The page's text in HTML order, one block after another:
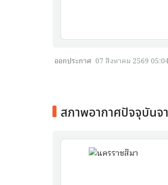
ออกประกาศ 07 สิงหาคม 2569
สภาพอากาศปัจจุบัน